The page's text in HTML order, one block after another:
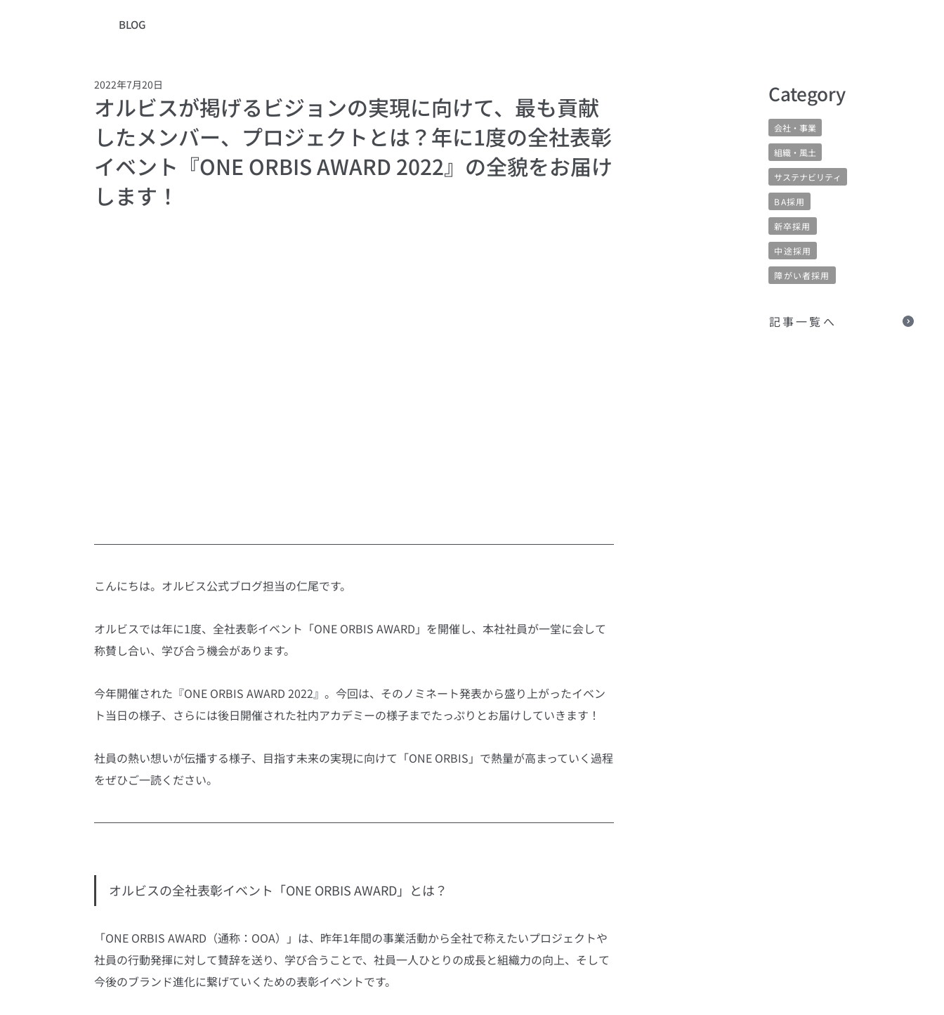
BLOG
​Category
会社・事業
組織・風土
サステナビリティ
BA採用
新卒採用
中途採用
障がい者採用
記事一覧へ
オルビスが掲げるビジョンの実現に向けて、最も貢献
したメンバー、プロジェクトとは？年に1度の全社表彰
イベント『ONE ORBIS AWARD 2022』の全貌をお届け
します！
2022年7月20日
こんにちは。オルビス公式ブログ担当の仁尾です。
オルビスでは年に1度、全社表彰イベント「ONE ORBIS AWARD」を開催し、本社社員が一堂に会して
称賛し合い、学び合う機会があります。
今年開催された『ONE ORBIS AWARD 2022』。今回は、そのノミネート発表から盛り上がったイベン
ト当日の様子、さらには後日開催された社内アカデミーの様子までたっぷりとお届けしていきます！
社員の熱い想いが伝播する様子、目指す未来の実現に向けて「ONE ORBIS」で熱量が高まっていく過程
をぜひご一読ください。
オルビスの全社表彰イベント「ONE ORBIS AWARD」とは？
「ONE ORBIS AWARD（通称：OOA）」は、昨年1年間の事業活動から全社で称えたいプロジェクトや
社員の行動発揮に対して賛辞を送り、学び合うことで、社員一人ひとりの成長と組織力の向上、そして
今後のブランド進化に繋げていくための表彰イベントです。